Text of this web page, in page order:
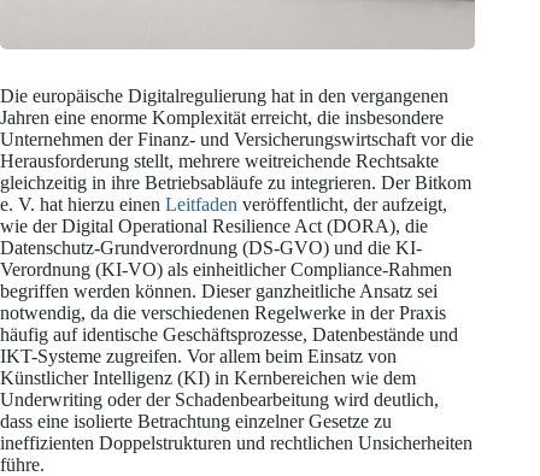
Die europäische Digitalregulierung hat in den vergangenen
Jahren eine enorme Komplexität erreicht, die insbesondere
Unternehmen der Finanz- und Versicherungswirtschaft vor die
Herausforderung stellt, mehrere weitreichende Rechtsakte
gleichzeitig in ihre Betriebsabläufe zu integrieren. Der Bitkom
e. V. hat hierzu einen Leitfaden veröffentlicht, der aufzeigt,
wie der Digital Operational Resilience Act (DORA), die
Datenschutz-Grundverordnung (DS-GVO) und die KI-
Verordnung (KI-VO) als einheitlicher Compliance-Rahmen
begriffen werden können. Dieser ganzheitliche Ansatz sei
notwendig, da die verschiedenen Regelwerke in der Praxis
häufig auf identische Geschäftsprozesse, Datenbestände und
IKT-Systeme zugreifen. Vor allem beim Einsatz von
Künstlicher Intelligenz (KI) in Kernbereichen wie dem
Underwriting oder der Schadenbearbeitung wird deutlich,
dass eine isolierte Betrachtung einzelner Gesetze zu
ineffizienten Doppelstrukturen und rechtlichen Unsicherheiten
führe.